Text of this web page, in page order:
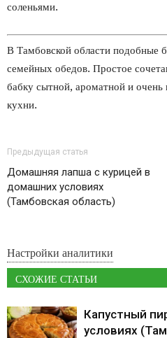
соленьями.
В Тамбовской области подобные
семейных обедов. Простое
бабку сытной, ароматной и
кухни.
Предыдущая статья
Домашняя лапша с курицей в
домашних условиях
(Тамбовская область)
Настройки аналитики
СХОЖИЕ СТАТЬИ
Капустный
условиях